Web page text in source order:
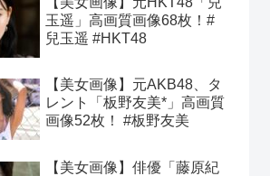
玉遥」高画質画像68枚！#
兒玉遥 #HKT48
【美女画像】元AKB48、タ
レント「板野友美*」高画質
画像52枚！ #板野友美
【美女画像】俳優「藤原紀